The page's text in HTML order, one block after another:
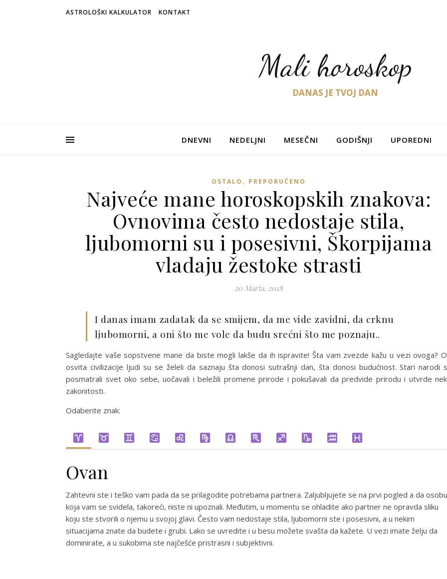
ASTROLOŠKI KALKULATOR KONTAKT
Mali horoskop
DANAS JE TVOJ DAN
DNEVNI NEDELJNI MESEČNI GODIŠNJI UPOREDNI
OSTALO , PREPORUČENO
Najveće mane horoskopskih znakova:
Ovnovima često nedostaje stila,
ljubomorni su i posesivni, Škorpijama
vladaju žestoke strasti
20 Marta, 2018
I danas imam zadatak da se smijem, da me vide zavidni, da crknu
ljubomorni, a oni što me vole da budu srećni što me poznaju..
Sagledajte vaše sopstvene mane da biste mogli lakše da ih ispravite! Šta vam zvezde kažu u vezi ovoga?
osvita civilizacije ljudi su se želeli da saznaju šta donosi sutrašnji dan, šta donosi budućnost. Stari narodi
posmatrali svet oko sebe, uočavali i beležili promene prirode i pokušavali da predvide prirodu i utvrde
zakonitosti.
Odaberite znak:
Ovan
Zahtevni ste i teško vam pada da se prilagodite potrebama partnera. Zaljubljujete se na prvi pogled a da osobu
koja vam se svidela, takoreći, niste ni upoznali. Međutim, u momentu se ohladite ako partner ne opravda sliku
koju ste stvorili o njemu u svojoj glavi. Često vam nedostaje stila, ljubomorni ste i posesivni, a u nekim
situacijama znate da budete i grubi. Lako se uvredite i u besu možete svašta da kažete. U vezi imate želju da
dominirate, a u sukobima ste najčešće pristrasni i subjektivni.